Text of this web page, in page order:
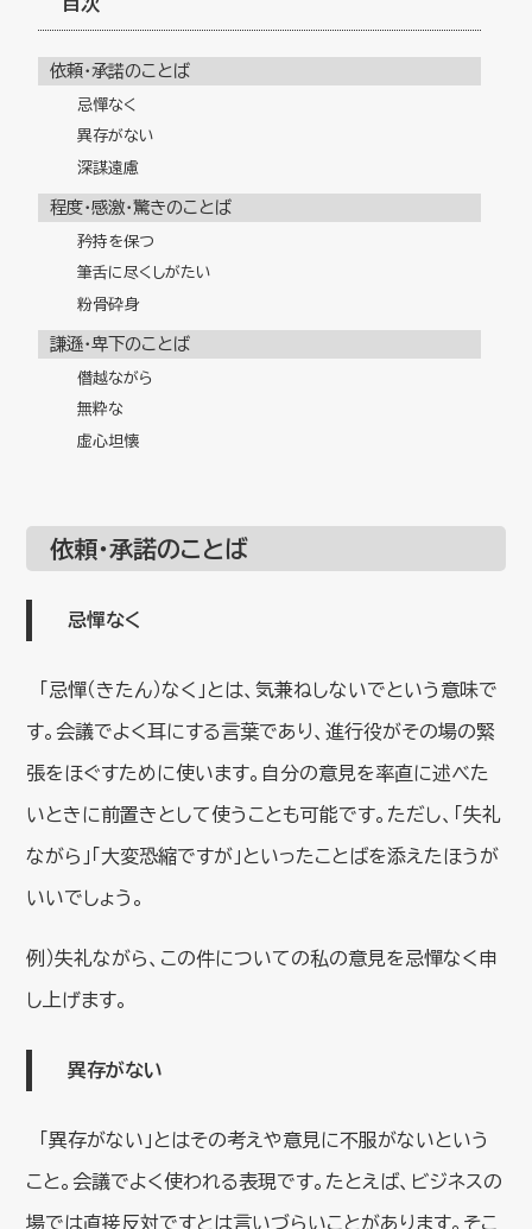
依頼・承諾のことば
忌憚なく
異存がない
深謀遠慮
程度・感激・驚きのことば
矜持を保つ
筆舌に尽くしがたい
粉骨砕身
謙遜・卑下のことば
僭越ながら
無粋な
虚心坦懐
依頼・承諾のことば
忌憚なく
「忌憚（きたん）なく」とは、気兼ねしないでという意味で
す。会議でよく耳にする言葉であり、進行役がその場の緊
張をほぐすために使います。自分の意見を率直に述べた
いときに前置きとして使うことも可能です。ただし、「失礼
ながら」「大変恐縮ですが」といったことばを添えたほうが
いいでしょう。
例）失礼ながら、この件についての私の意見を忌憚なく申
し上げます。
異存がない
「異存がない」とはその考えや意見に不服がないという
こと。会議でよく使われる表現です。たとえば、ビジネスの
場では直接反対ですとは言いづらいことがあります。そこ